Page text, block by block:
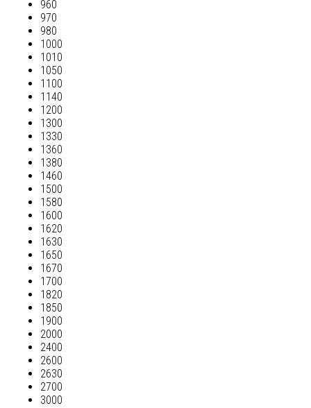
960
970
980
1000
1010
1050
1100
1140
1200
1300
1330
1360
1380
1460
1500
1580
1600
1620
1630
1650
1670
1700
1820
1850
1900
2000
2400
2600
2630
2700
3000